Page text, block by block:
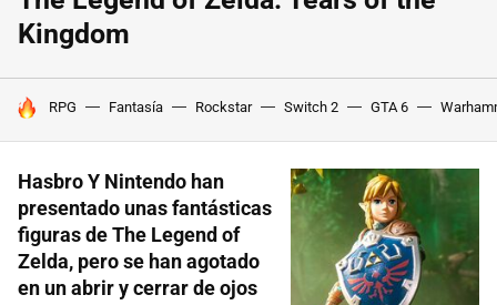
Kingdom
HOY SE HABLA DE
RPG Fantasía Rockstar Switch 2 GTA 6
Hasbro Y Nintendo han
presentado unas fantásticas
figuras de The Legend of
Zelda, pero se han agotado
en un abrir y cerrar de ojos